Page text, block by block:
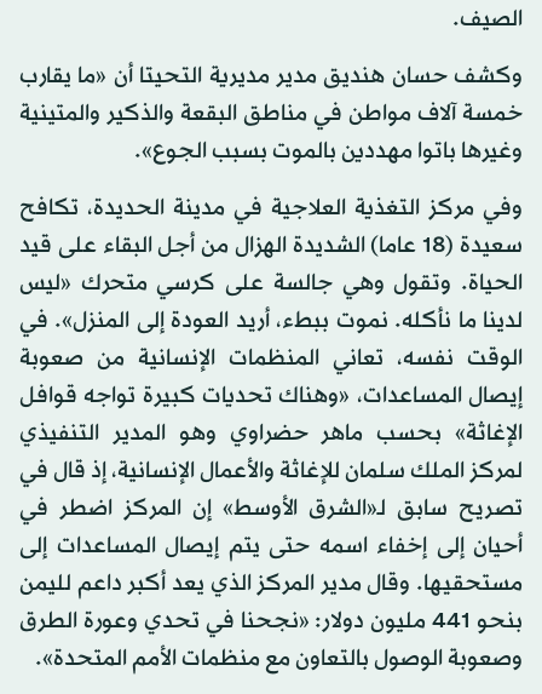
الصيف.
وكشف حسان هنديق مدير مديرية التحيتا أن «ما يقارب
خمسة آلاف مواطن في مناطق البقعة والذكير والمتينية
وغيرها باتوا مهددين بالموت بسبب الجوع».
وفي مركز التغذية العلاجية في مدينة الحديدة، تكافح
سعيدة (18 عاما) الشديدة الهزال من أجل البقاء على قيد
الحياة. وتقول وهي جالسة على كرسي متحرك «ليس
لدينا ما نأكله. نموت ببطء، أريد العودة إلى المنزل». في
الوقت نفسه، تعاني المنظمات الإنسانية من صعوبة
إيصال المساعدات، «وهناك تحديات كبيرة تواجه قوافل
الإغاثة» بحسب ماهر حضراوي وهو المدير التنفيذي
لمركز الملك سلمان للإغاثة والأعمال الإنسانية، إذ قال في
تصريح سابق لـ«الشرق الأوسط» إن المركز اضطر في
أحيان إلى إخفاء اسمه حتى يتم إيصال المساعدات إلى
مستحقيها. وقال مدير المركز الذي يعد أكبر داعم لليمن
بنحو 441 مليون دولار: «نجحنا في تحدي وعورة الطرق
وصعوبة الوصول بالتعاون مع منظمات الأمم المتحدة».